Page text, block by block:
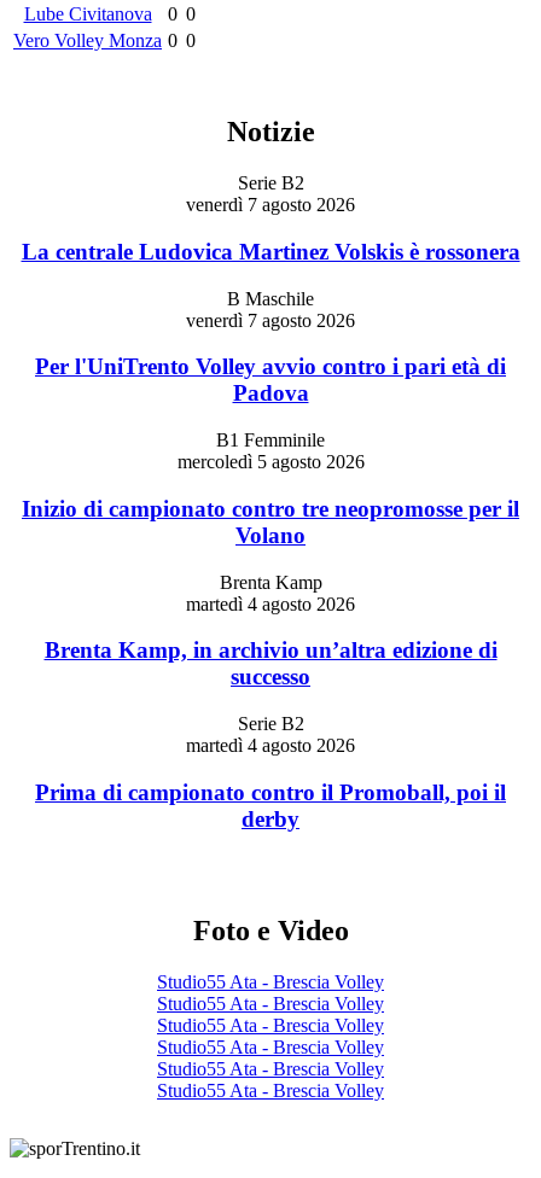
Lube Civitanova 0 0
Vero Volley Monza 0 0
Notizie
Serie B2
venerdì 7 agosto 2026
La centrale Ludovica Martinez Volskis è rossonera
B Maschile
venerdì 7 agosto 2026
Per l'UniTrento Volley avvio contro i pari età di
Padova
B1 Femminile
mercoledì 5 agosto 2026
Inizio di campionato contro tre neopromosse per il
Volano
Brenta Kamp
martedì 4 agosto 2026
Brenta Kamp, in archivio un’altra edizione di
successo
Serie B2
martedì 4 agosto 2026
Prima di campionato contro il Promoball, poi il
derby
Foto e Video
Studio55 Ata - Brescia Volley
Studio55 Ata - Brescia Volley
Studio55 Ata - Brescia Volley
Studio55 Ata - Brescia Volley
Studio55 Ata - Brescia Volley
Studio55 Ata - Brescia Volley